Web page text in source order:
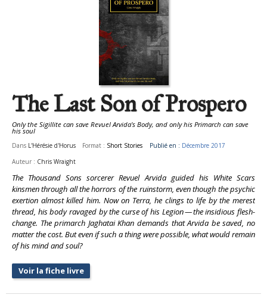
The Last Son of Prospero
Only the Sigillite can save Revuel Arvida's Body, and only his Primarch can save
his soul
Dans L'Hérésie d'Horus Format : Short Stories Publié en : Décembre 2017
Auteur : Chris Wraight
The Thousand Sons sorcerer Revuel Arvida guided his White Scars
kinsmen through all the horrors of the ruinstorm, even though the psychic
exertion almost killed him. Now on Terra, he clings to life by the merest
thread, his body ravaged by the curse of his Legion — the insidious flesh-
change. The primarch Jaghatai Khan demands that Arvida be saved, no
matter the cost. But even if such a thing were possible, what would remain
of his mind and soul?
Voir la fiche livre